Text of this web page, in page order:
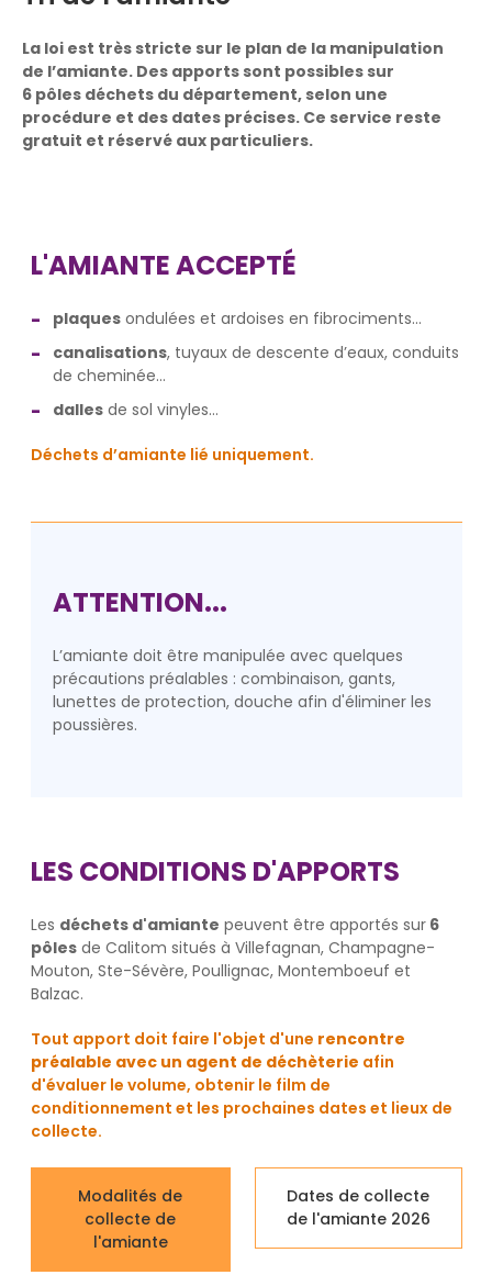
La loi est très stricte sur le plan de la manipulation
de l’amiante. Des apports sont possibles sur
6 pôles déchets du département, selon une
procédure et des dates précises. Ce service reste
gratuit et réservé aux particuliers.
L'AMIANTE ACCEPTÉ
plaquesondulées et ardoises en fibrociments...
canalisations, tuyaux de descente d’eaux, conduits
de cheminée...
dallesde sol vinyles...
Déchets d’amiante lié uniquement.
ATTENTION...
L’amiante doit être manipulée avec quelques
précautions préalables : combinaison, gants,
lunettes de protection, douche afin d'éliminer les
poussières.
LES CONDITIONS D'APPORTS
Les déchets d'amiante peuvent être apportés sur6
pôlesde Calitom situés à Villefagnan, Champagne-
Mouton, Ste-Sévère, Poullignac, Montemboeuf et
Balzac.
Tout apport doit faire l'objet d'une rencontre
préalable avec un agent de déchèterie afin
d'évaluer le volume, obtenir le film de
conditionnement et les prochaines dates et lieux de
collecte.
Modalités de
collecte de
l'amiante
Dates de collecte
de l'amiante 2026